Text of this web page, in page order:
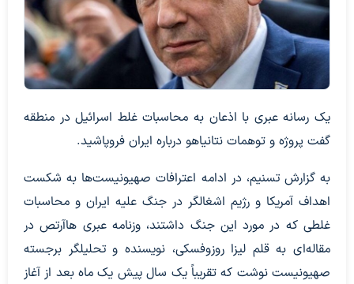
یک رسانه عبری با اذعان به محاسبات غلط اسرائیل در منطقه
گفت پروژه و توهمات نتانیاهو درباره ایران فروپاشید.
به گزارش تسنیم، در ادامه اعترافات صهیونیست‌ها به شکست
اهداف آمریکا و رژیم اشغالگر در جنگ علیه ایران و محاسبات
غلطی که در مورد این جنگ داشتند، وزنامه عبری هاآرتص در
مقاله‌ای به قلم لیزا روزوفسکی، نویسنده و تحلیلگر برجسته
صهیونیست نوشت که تقریباً یک سال پیش یک ماه بعد از آغاز